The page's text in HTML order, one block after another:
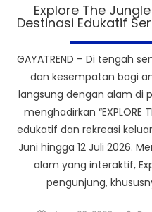
Explore The
Destinasi Edukatif
GAYATREND – Di tengah
dan kesempatan bagi
langsung dengan alam di
menghadirkan “EXPLORE
edukatif dan rekreasi
Juni hingga 12 Juli 2026.
alam yang interaktif,
pengunjung,